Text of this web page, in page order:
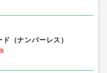
（ナンバーレス）